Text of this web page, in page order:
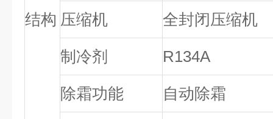
结构 压缩机 全封闭压缩机
制冷剂 R134A
除霜功能 自动除霜